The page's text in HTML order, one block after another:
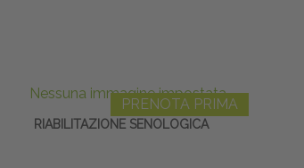
PRENOTA PRIMA
RIABILITAZIONE SENOLOGICA